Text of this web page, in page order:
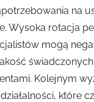
na
Wysoka rotacja
mogą
Kolejnym
które